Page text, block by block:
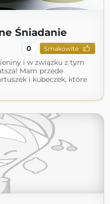
Śniadanie
0 Smakowite
i w związku z tym
Mam przede
i kubeczek, które